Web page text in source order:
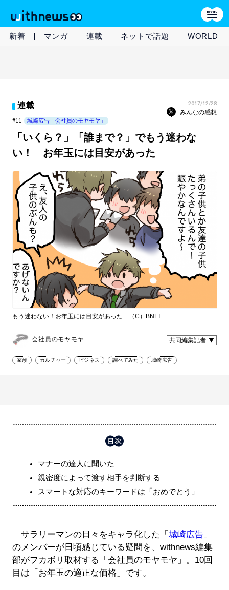
新着 マンガ 連載 ネットで話題 WORLD
連載 2017/12/28
みんなの感想
#11 城崎広告「会社員のモヤモヤ」
「いくら？」「誰まで？」でもう迷わな
い！ お年玉には目安があった
もう迷わない！お年玉には目安があった （C）BNEI
会社員のモヤモヤ 共同編集記者
家族 カルチャー ビジネス 調べてみた 城崎広告
マナーの達人に聞いた
親密度によって渡す相手を判断する
スマートな対応のキーワードは「おめでとう」
サラリーマンの日々をキャラ化した「 城崎広告」
のメンバーが日頃感じている疑問を、withnews編集
部がフカボリ取材する「会社員のモヤモヤ」。10回
目は「お年玉の適正な価格」です。